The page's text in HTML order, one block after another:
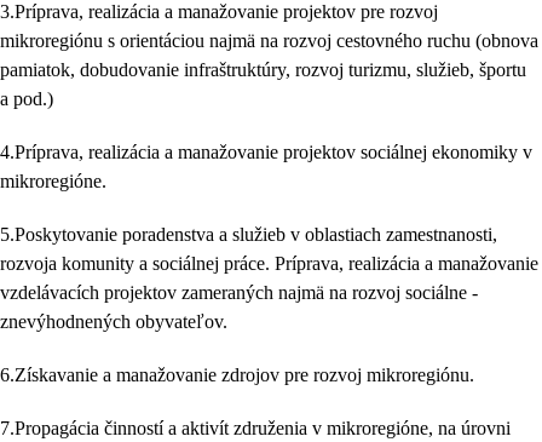
3.Príprava, realizácia a manažovanie projektov pre rozvoj
mikroregiónu s orientáciou najmä na rozvoj cestovného ruchu (obnova
pamiatok, dobudovanie infraštruktúry, rozvoj turizmu, služieb, športu
a pod.)
4.Príprava, realizácia a manažovanie projektov sociálnej ekonomiky v
mikroregióne.
5.Poskytovanie poradenstva a služieb v oblastiach zamestnanosti,
rozvoja komunity a sociálnej práce. Príprava, realizácia a manažovanie
vzdelávacích projektov zameraných najmä na rozvoj sociálne -
znevýhodnených obyvateľov.
6.Získavanie a manažovanie zdrojov pre rozvoj mikroregiónu.
7.Propagácia činností a aktivít združenia v mikroregióne, na úrovni